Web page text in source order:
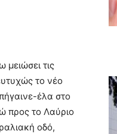
τις
το νέο
έλα στο
προς το Λαύριο
οδό,